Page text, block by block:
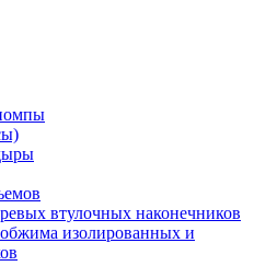
втулочных наконечников
изолированных и